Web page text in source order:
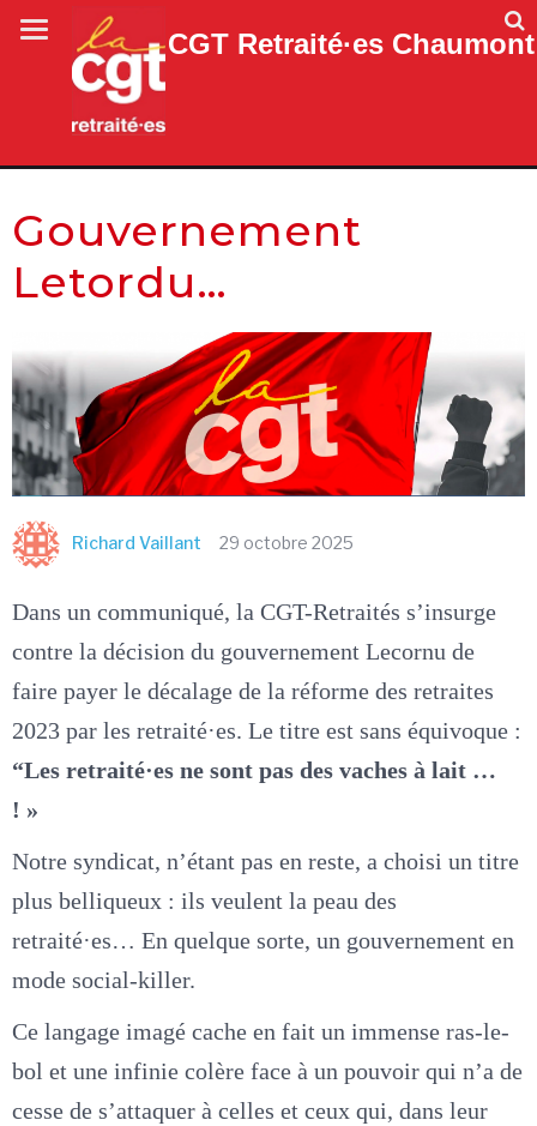
CGT Retraité·es Chaumont
Gouvernement
Letordu…
Richard Vaillant 29 octobre 2025
Dans un communiqué, la CGT-Retraités s’insurge
contre la décision du gouvernement Lecornu de
faire payer le décalage de la réforme des retraites
2023 par les retraité·es. Le titre est sans équivoque :
“Les retraité·es ne sont pas des vaches à lait …
! »
Notre syndicat, n’étant pas en reste, a choisi un titre
plus belliqueux : ils veulent la peau des
retraité·es… En quelque sorte, un gouvernement en
mode social-killer.
Ce langage imagé cache en fait un immense ras-le-
bol et une infinie colère face à un pouvoir qui n’a de
cesse de s’attaquer à celles et ceux qui, dans leur